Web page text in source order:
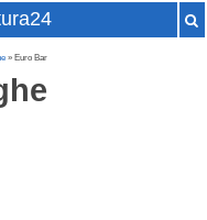
» Euro Bar